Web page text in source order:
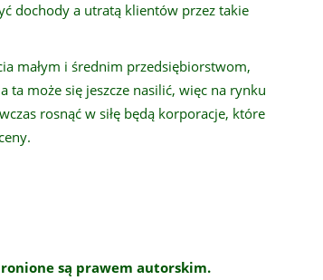
dochody a utratą klientów przez takie
małym i średnim przedsiębiorstwom,
ta może się jeszcze nasilić, więc na rynku
rosnąć w siłę będą korporacje, które
są prawem autorskim.